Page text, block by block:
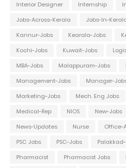
Interior Designer
Internship
Jobs-Across-Kerala
Jobs-In-
Kannur-Jobs
Kearala-Jobs
Kochi-Jobs
Kuwait-Jobs
MBA-Jobs
Malappuram-Jobs
Management-Jobs
Manager-
Marketing-Jobs
Mech. Eng Jobs
Medical-Rep
NIOS New-Jobs
News-Updates
Nurse Office-
PSC Jobs
PSC-Jobs
Pharmacist
Pharmacist Jobs